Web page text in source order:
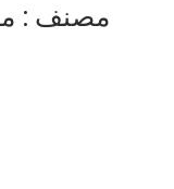
مصنف :